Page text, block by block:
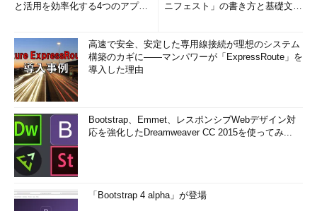
と活用を効率化する4つのアプリ
ニフェスト」の書き方と基礎文法
高速で安全、安定した専用線接続が理想のシステム
構築のカギに――マンパワーが「ExpressRoute」を
導入した理由
Bootstrap、Emmet、レスポンシブWebデザイン対
応を強化したDreamweaver CC 2015を使ってみ...
「Bootstrap 4 alpha」が登場